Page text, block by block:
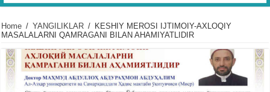
Home / YANGILIKLAR / KЕSHIY MЕROSI IJTIMOIY-AXLOQIY
MASALALARNI QAMRAGANI BILAN AHAMIYATLIDIR